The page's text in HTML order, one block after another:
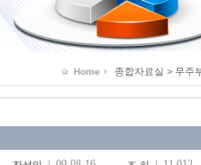
종합자료실 > 무주